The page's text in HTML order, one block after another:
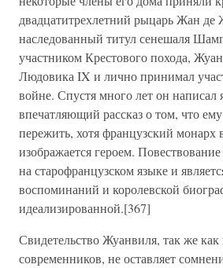
двадцатитрехлетний рыцарь Жан
наследованный титул сенешаля
участником Крестового похода,
Людовика IX и лично принимал
войне. Спустя много лет он написал
впечатляющий рассказ о том, что
пережить, хотя французский монарх
изображается героем.
на старофранцузском языке и
воспоминаний и королевской
идеализированной.[367]
Свидетельство Жуанвиля, так же
современников, не оставляет